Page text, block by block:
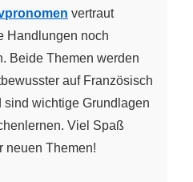
vertraut
Handlungen noch
Beide Themen werden
auf Französisch
sind wichtige Grundlagen
Viel Spaß
neuen Themen!